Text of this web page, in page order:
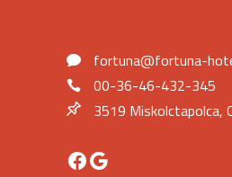
fortuna@fortuna-
00-36-46-432-345
3519 Miskolctapolca,
Facebook
Google